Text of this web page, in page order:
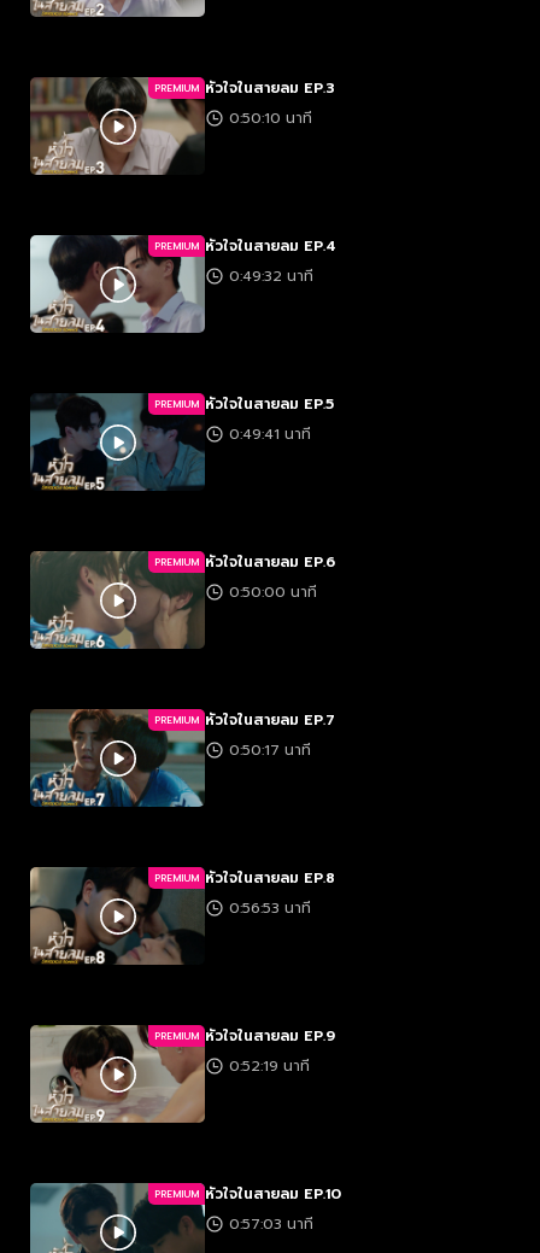
PREMIUM หัวใจในสายลม EP.3
0:50:10 นาที
PREMIUM หัวใจในสายลม EP.4
0:49:32 นาที
PREMIUM หัวใจในสายลม EP.5
0:49:41 นาที
PREMIUM หัวใจในสายลม EP.6
0:50:00 นาที
PREMIUM หัวใจในสายลม EP.7
0:50:17 นาที
PREMIUM หัวใจในสายลม EP.8
0:56:53 นาที
PREMIUM หัวใจในสายลม EP.9
0:52:19 นาที
PREMIUM หัวใจในสายลม EP.10
0:57:03 นาที